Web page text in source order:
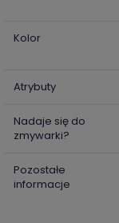
Kolor
Atrybuty
Nadaje się do
zmywarki?
Pozostałe
informacje